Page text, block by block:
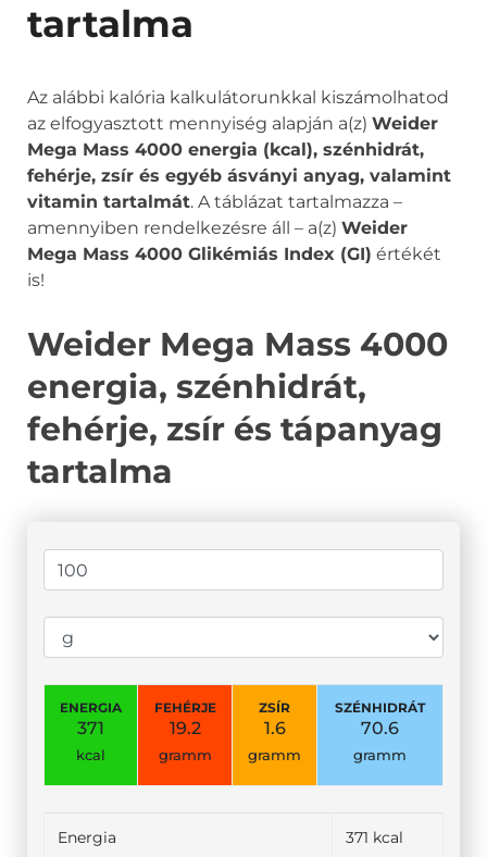
tartalma
Az alábbi kalória kalkulátorunkkal kiszámolhatod
az elfogyasztott mennyiség alapján a(z) Weider
Mega Mass 4000 energia (kcal), szénhidrát,
fehérje, zsír és egyéb ásványi anyag, valamint
vitamin tartalmát. A táblázat tartalmazza –
amennyiben rendelkezésre áll – a(z) Weider
Mega Mass 4000 Glikémiás Index (GI) értékét
is!
Weider Mega Mass 4000
energia, szénhidrát,
fehérje, zsír és tápanyag
tartalma
ENERGIA
371
kcal
FEHÉRJE
19.2
gramm
ZSÍR
1.6
gramm
SZÉNHIDRÁT
70.6
gramm
Energia 371 kcal